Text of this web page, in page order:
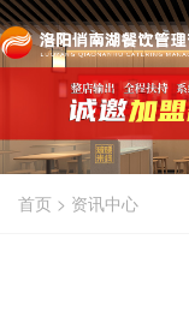
首页 > 资讯中心